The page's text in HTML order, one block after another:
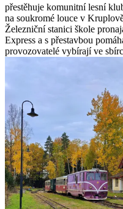
přestěhuje komunitní lesní
na soukromé louce v
Železniční stanici škole
Express a s přestavbou
provozovatelé vybírají ve